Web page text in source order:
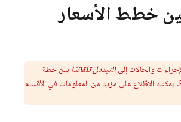
خطط الأسعار
والحالات إلىالتبديل تلقائيًا بين خطة
Spark وخطة Blaze. يمكنك الاطّلاع على مزيد من المعلومات في الأقسام